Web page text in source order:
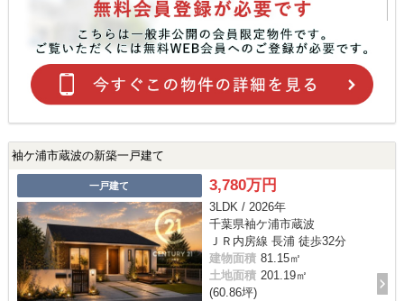
袖ケ浦市蔵波の新築一戸建て
一戸建て 3,780万円
3LDK / 2026年
千葉県袖ケ浦市蔵波
ＪＲ内房線 長浦 徒歩32分
建物面積 81.15㎡
土地面積 201.19㎡
(60.86坪)